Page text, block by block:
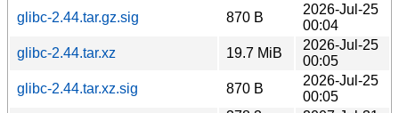
glibc-2.44.tar.gz.sig
870 B
2026-Jul-25
00:04
glibc-2.44.tar.xz
19.7 MiB
2026-Jul-25
00:05
glibc-2.44.tar.xz.sig
870 B
2026-Jul-25
00:05